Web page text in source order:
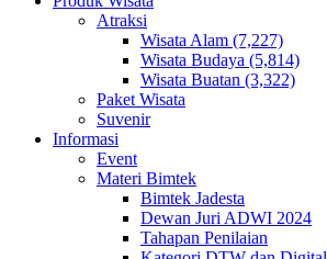
Atraksi
Wisata Alam (7,227)
Wisata Budaya (5,814)
Wisata Buatan (3,322)
Paket Wisata
Suvenir
Informasi
Event
Materi Bimtek
Bimtek Jadesta
Dewan Juri ADWI 2024
Tahapan Penilaian